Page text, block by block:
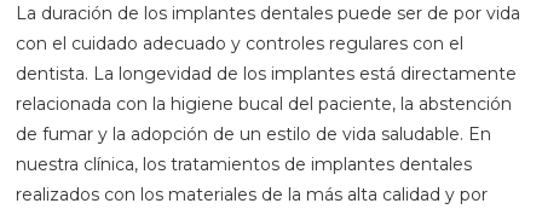
La duración de los implantes dentales puede ser de por vida
con el cuidado adecuado y controles regulares con el
dentista. La longevidad de los implantes está directamente
relacionada con la higiene bucal del paciente, la abstención
de fumar y la adopción de un estilo de vida saludable. En
nuestra clínica, los tratamientos de implantes dentales
realizados con los materiales de la más alta calidad y por